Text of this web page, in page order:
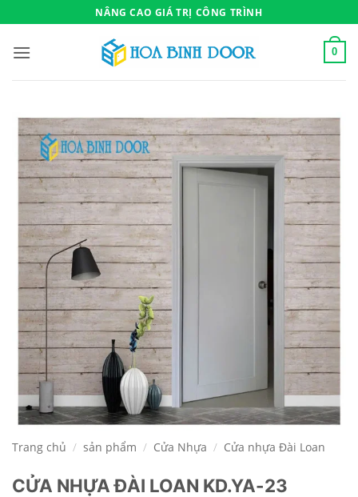
qua
nội
NÂNG CAO GIÁ TRỊ CÔNG TRÌNH
0
Trang chủ / sản phẩm / Cửa Nhựa / Cửa nhựa Đài Loan
CỬA NHỰA ĐÀI LOAN KD.YA-23